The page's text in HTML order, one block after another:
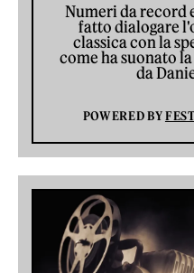
Numeri da record
fatto dialogare
classica con la
come ha suonato
da
POWERED BY